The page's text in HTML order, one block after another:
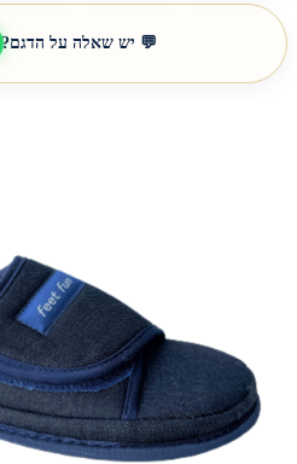
💬 יש שאלה על הדגם?